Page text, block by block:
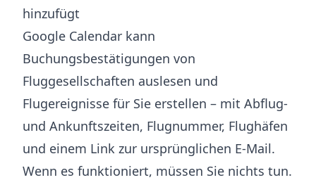
hinzufügt
Google Calendar kann
Buchungsbestätigungen von
Fluggesellschaften auslesen und
Flugereignisse für Sie erstellen – mit Abflug-
und Ankunftszeiten, Flugnummer, Flughäfen
und einem Link zur ursprünglichen E-Mail.
Wenn es funktioniert, müssen Sie nichts tun.